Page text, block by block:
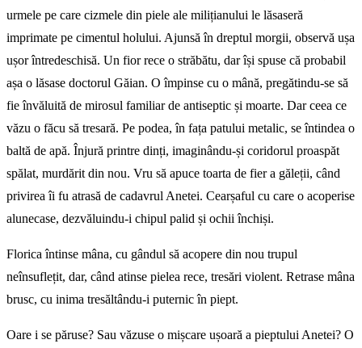
urmele pe care cizmele din piele ale milițianului le lăsaseră
imprimate pe cimentul holului. Ajunsă în dreptul morgii, observă ușa
ușor întredeschisă. Un fior rece o străbătu, dar își spuse că probabil
așa o lăsase doctorul Găian. O împinse cu o mână, pregătindu-se să
fie învăluită de mirosul familiar de antiseptic și moarte. Dar ceea ce
văzu o făcu să tresară. Pe podea, în fața patului metalic, se întindea o
baltă de apă. Înjură printre dinți, imaginându-și coridorul proaspăt
spălat, murdărit din nou. Vru să apuce toarta de fier a găleții, când
privirea îi fu atrasă de cadavrul Anetei. Cearșaful cu care o acoperise
alunecase, dezvăluindu-i chipul palid și ochii închiși.
Florica întinse mâna, cu gândul să acopere din nou trupul
neînsuflețit, dar, când atinse pielea rece, tresări violent. Retrase mâna
brusc, cu inima tresăltându-i puternic în piept.
Oare i se păruse? Sau văzuse o mișcare ușoară a pieptului Anetei? O